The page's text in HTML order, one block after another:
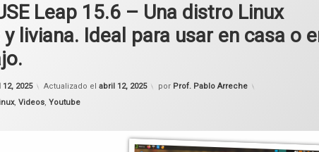
Leap 15.6 – Una distro Linux
liviana. Ideal para usar en casa o
12, 2025 Actualizado el abril 12, 2025 por Prof. Pablo Arreche
, Videos, Youtube